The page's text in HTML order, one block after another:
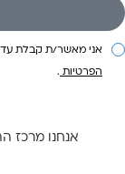
אני מאשר/ת קבלת
הפרטיות.
אנחנו מרכז